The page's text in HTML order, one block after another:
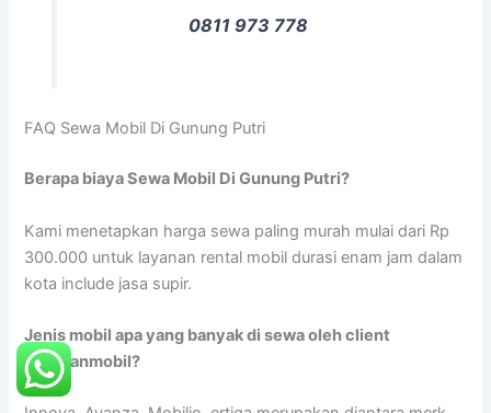
0811 973 778
FAQ Sewa Mobil Di Gunung Putri
Berapa biaya Sewa Mobil Di Gunung Putri?
Kami menetapkan harga sewa paling murah mulai dari Rp
300.000 untuk layanan rental mobil durasi enam jam dalam
kota include jasa supir.
Jenis mobil apa yang banyak di sewa oleh client
rentalanmobil?